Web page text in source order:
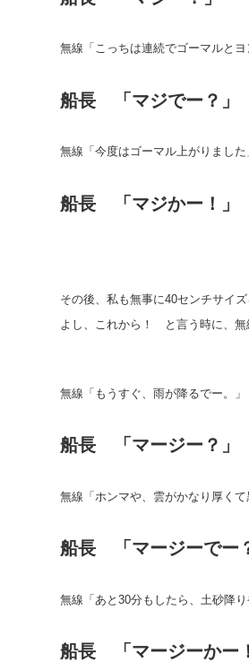
無線「こっちは連続でゴーマルとヨ
船長 「マジでー？」
無線「今度はゴーマル上がりました
船長 「マジかー！」
その後、私も無事に40センチサイズ
よし、これから！ と言う時に、無
無線「もうすぐ、雨が降るでー。」
船長 「マージー？」
無線「ホンマや、雲がかなり厚くて
船長 「マージーでー
無線「あと30分もしたら、土砂降り
船長 「マージーかー